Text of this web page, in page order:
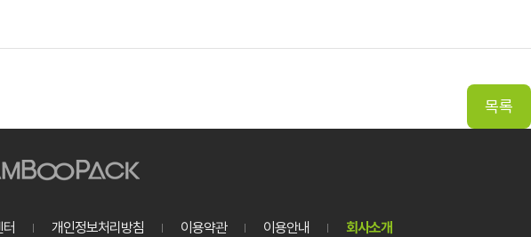
개인정보처리방침 이용약관 이용안내 회사소개